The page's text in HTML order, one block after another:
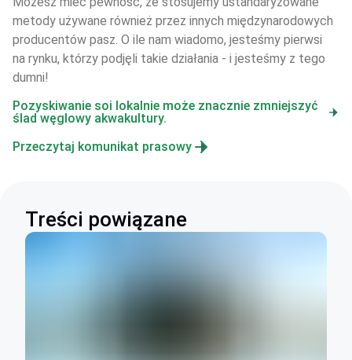
metody używane również przez innych międzynarodowych
producentów pasz. O ile nam wiadomo, jesteśmy pierwsi
na rynku, którzy podjęli takie działania - i jesteśmy z tego
dumni!
Pozyskiwanie soi lokalnie może znacznie zmniejszyć
ślad węglowy akwakultury.
Przeczytaj komunikat prasowy
Treści powiązane